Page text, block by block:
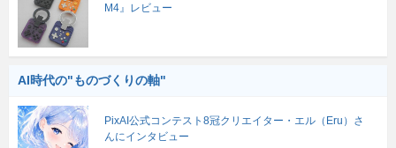
M4』レビュー
AI時代の"ものづくりの軸"
PixAI公式コンテスト8冠クリエイター・エル（Eru）さ
んにインタビュー